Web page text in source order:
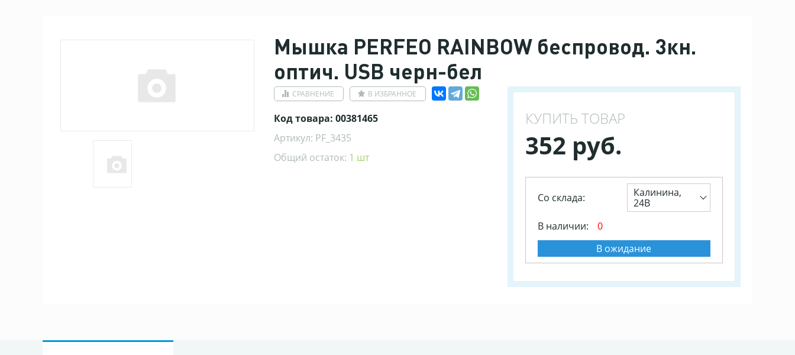
Мышка PERFEO RAINBOW беспровод. 3кн.
оптич. USB черн-бел
СРАВНЕНИЕ В ИЗБРАННОЕ
Код товара: 00381465
Артикул: PF_3435
Общий остаток: 1 шт
КУПИТЬ ТОВАР
352 руб.
Со склада:
Калинина,
24В
В наличии:
0
В ожидание